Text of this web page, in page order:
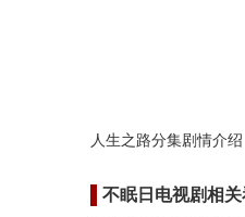
人生之路分集剧情介绍
不眠日电视剧相关